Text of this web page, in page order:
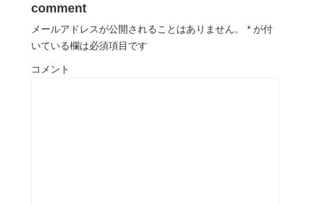
comment
メールアドレスが公開されることはありません。 * が付
いている欄は必須項目です
コメント